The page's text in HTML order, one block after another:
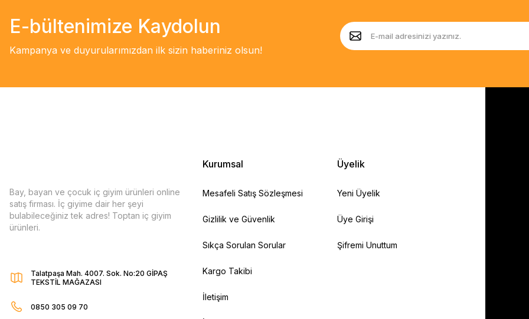
E-bültenimize Kaydolun
Kampanya ve duyurularımızdan ilk sizin haberiniz olsun!
Bay, bayan ve çocuk iç giyim ürünleri online
satış firması. İç giyime dair her şeyi
bulabileceğiniz tek adres! Toptan iç giyim
ürünleri.
Talatpaşa Mah. 4007. Sok. No:20 GİPAŞ
TEKSTİL MAĞAZASI
0850 305 09 70
Kurumsal
Mesafeli Satış Sözleşmesi
Gizlilik ve Güvenlik
Sıkça Sorulan Sorular
Kargo Takibi
İletişim
Üyelik
Yeni Üyelik
Üye Girişi
Şifremi Unuttum